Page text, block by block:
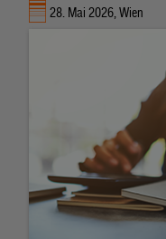
28. Mai 2026, Wien